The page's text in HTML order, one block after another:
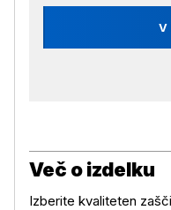
V
Več o izdelku
Izberite kvaliteten